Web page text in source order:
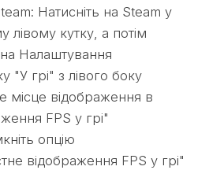
Натисніть на Steam у
лівому кутку, а потім
на Налаштування
"У грі" з лівого боку
місце відображення в
FPS у грі"
опцію
відображення FPS у грі"